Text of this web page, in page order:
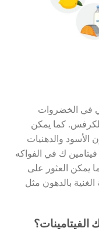
في الخضروات
كما يمكن
الأسود والدهنيات
ك في الفواكه
يمكن العثور على
بالدهون مثل